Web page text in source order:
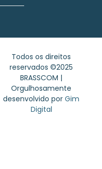
Todos os direitos
reservados ©2025
BRASSCOM |
Orgulhosamente
desenvolvido porGim
Digital